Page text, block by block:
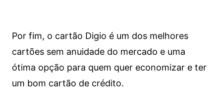
Por fim, o cartão Digio é um dos melhores
cartões sem anuidade do mercado e uma
ótima opção para quem quer economizar e ter
um bom cartão de crédito.